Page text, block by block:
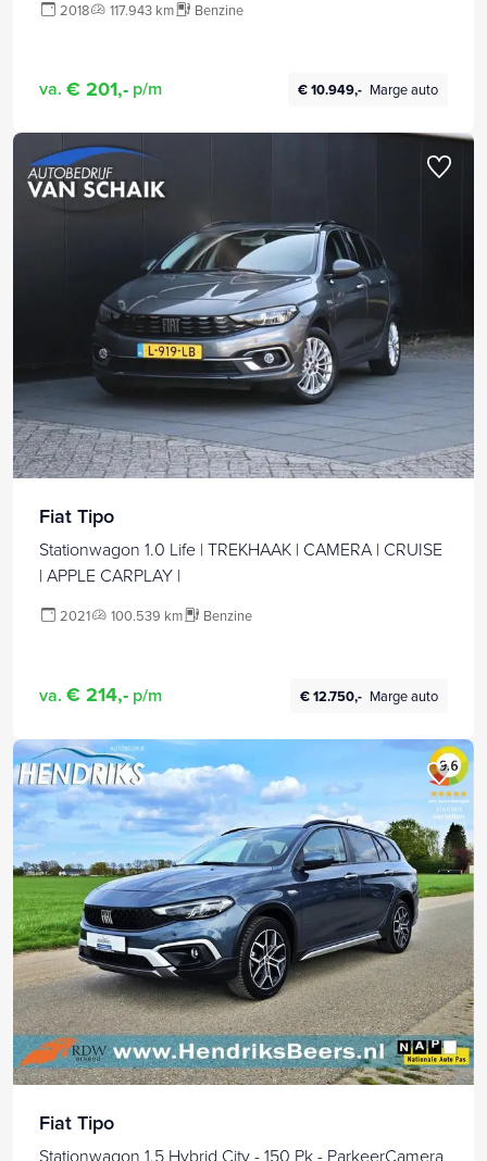
2018 117.943 km Benzine
va. € 201,- p/m € 10.949,- Marge auto
Fiat Tipo
Stationwagon 1.0 Life | TREKHAAK | CAMERA | CRUISE
| APPLE CARPLAY |
2021 100.539 km Benzine
va. € 214,- p/m € 12.750,- Marge auto
Fiat Tipo
Stationwagon 1.5 Hybrid City - 150 Pk - ParkeerCamera